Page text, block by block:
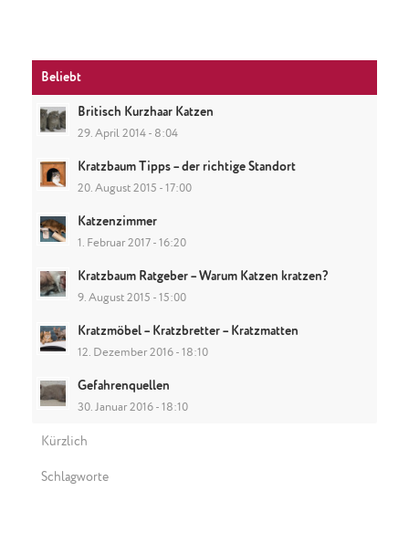
Beliebt
Britisch Kurzhaar Katzen
29. April 2014 - 8:04
Kratzbaum Tipps – der richtige Standort
20. August 2015 - 17:00
Katzenzimmer
1. Februar 2017 - 16:20
Kratzbaum Ratgeber – Warum Katzen kratzen?
9. August 2015 - 15:00
Kratzmöbel – Kratzbretter – Kratzmatten
12. Dezember 2016 - 18:10
Gefahrenquellen
30. Januar 2016 - 18:10
Kürzlich
Schlagworte